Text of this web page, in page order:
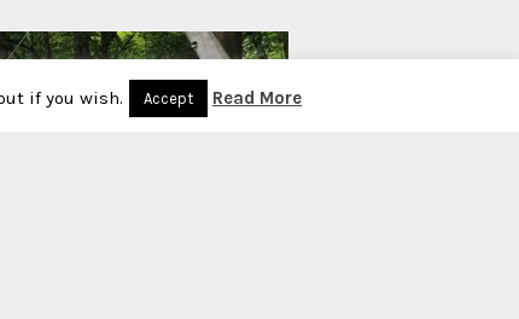
if you wish. Accept Read More